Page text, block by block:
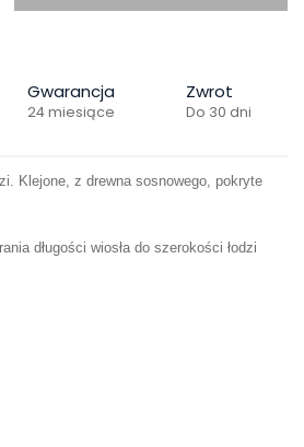
Gwarancja
24 miesiące
Zwrot
Do 30 dni
Klejone, z drewna sosnowego, pokryte
długości wiosła do szerokości łodzi